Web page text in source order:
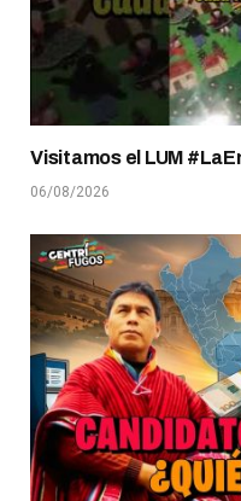
Visitamos el LUM
06/08/2026